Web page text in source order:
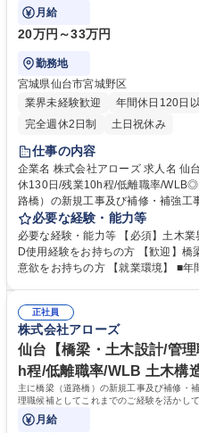
方は大歓迎です。
月給
20万円～33万円
勤務地
宮城県仙台市宮城野区
業界未経験歓迎
年間休日120日
完全週休2日制
土日祝休み
仕事の内容
企業名 株式会社アローズ 求人名 仙台/転勤無【土木設計アシスタント】年
休130日/残業10h程/低離職率/WLB◎ 仕事の内容 設計補助として橋梁（道
路橋）の新規工事及び補修・補強工
します。未経験の方でも橋梁・土木
持ちの方は大歓迎です。 【具体的には】橋梁上部工・下部工・橋梁付属物
の設計（構造計算）の構造解析や
等)等、鉄筋コンクリートを作るた
同時並行して案件を進めていただきます。 募集職種 仙台/転勤
計アシスタント】年休130日/残業
必要な経験・能力等
必要な経験・能力等 【必須】土木
D使用経験をお持ちの方 【歓迎】橋
意欲をお持ちの方 【就業環境】 ■年間休日130日(土日祝ほか)、残業も全
最大で60H程度。 それ以外の月は平均して10H程
大学院 大学 高専 短大 専修学校 高
自動車
正社員
株式会社アローズ
仙台【橋梁・土木設計/管
h程/低離職率/WLB 土木構
主に橋梁（道路橋）の新規工事及び補修・
理職候補としてこれまでのご経験を活かし
月給